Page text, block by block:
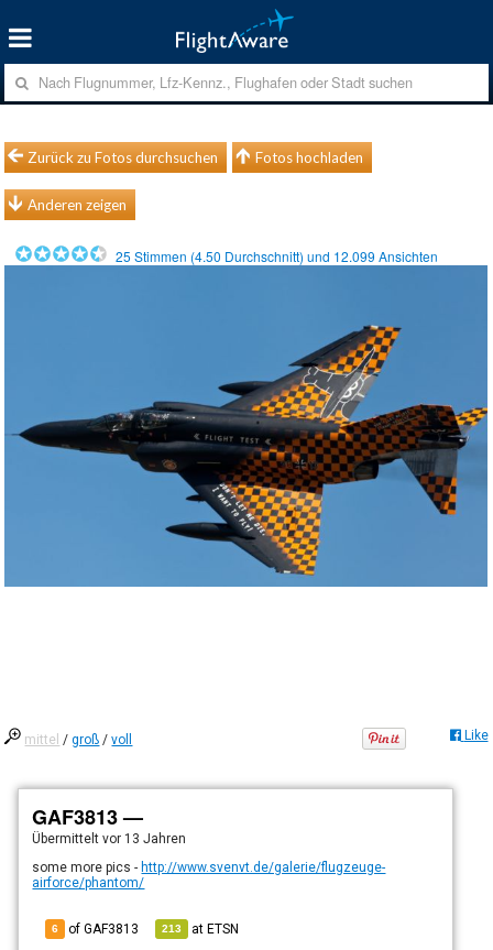
Zurück zu Fotos durchsuchen Fotos hochladen
Anderen zeigen
25 Stimmen (4.50 Durchschnitt) und 12.099 Ansichten
mittel /groß /voll Like
GAF3813 —
Übermitteltvor 13 Jahren
some more pics - http://www.svenvt.de/galerie/flugzeuge-
airforce/phantom/
6 of GAF3813 213 atETSN